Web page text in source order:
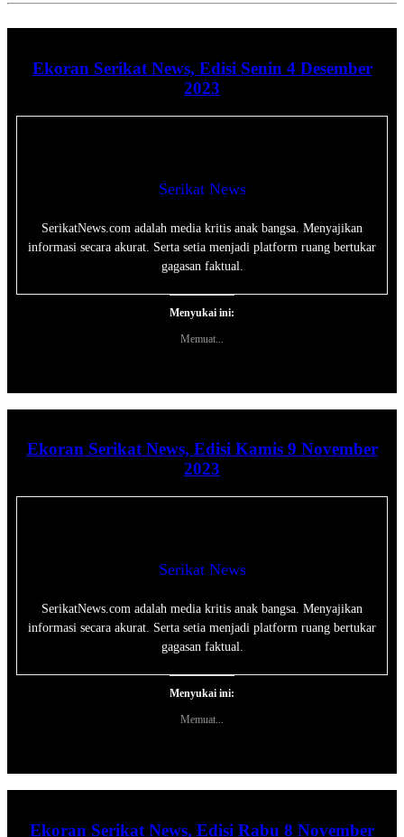
Ekoran Serikat News, Edisi Senin 4 Desember
2023
Serikat News
SerikatNews.com adalah media kritis anak bangsa. Menyajikan
informasi secara akurat. Serta setia menjadi platform ruang bertukar
gagasan faktual.
Menyukai ini:
Memuat...
Ekoran Serikat News, Edisi Kamis 9 November
2023
Serikat News
SerikatNews.com adalah media kritis anak bangsa. Menyajikan
informasi secara akurat. Serta setia menjadi platform ruang bertukar
gagasan faktual.
Menyukai ini:
Memuat...
Ekoran Serikat News, Edisi Rabu 8 November